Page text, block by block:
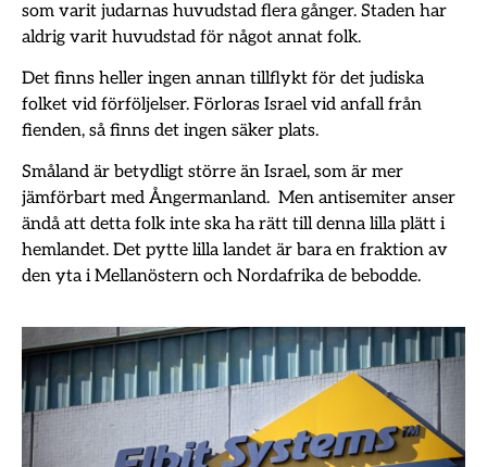
som varit judarnas huvudstad flera gånger. Staden har
aldrig varit huvudstad för något annat folk.
Det finns heller ingen annan tillflykt för det judiska
folket vid förföljelser. Förloras Israel vid anfall från
fienden, så finns det ingen säker plats.
Småland är betydligt större än Israel, som är mer
jämförbart med Ångermanland. Men antisemiter anser
ändå att detta folk inte ska ha rätt till denna lilla plätt i
hemlandet. Det pytte lilla landet är bara en fraktion av
den yta i Mellanöstern och Nordafrika de bebodde.